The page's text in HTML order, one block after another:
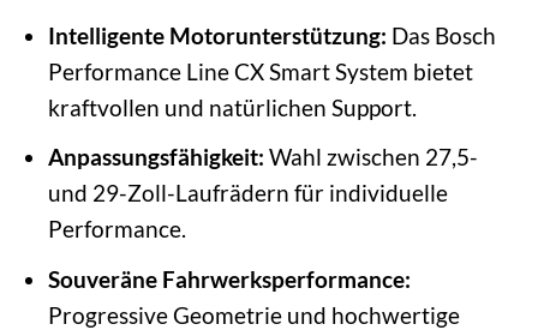
Intelligente Motorunterstützung: Das Bosch
Performance Line CX Smart System bietet
kraftvollen und natürlichen Support.
Anpassungsfähigkeit: Wahl zwischen 27,5-
und 29-Zoll-Laufrädern für individuelle
Performance.
Souveräne Fahrwerksperformance:
Progressive Geometrie und hochwertige